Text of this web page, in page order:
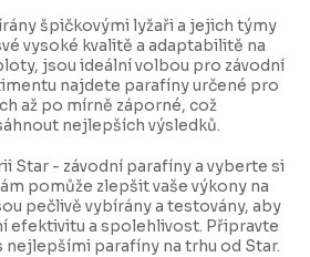
špičkovými lyžaři a jejich týmy
vysoké kvalitě a adaptabilitě na
jsou ideální volbou pro závodní
najdete parafíny určené pro
až po mírně záporné, což
nejlepších výsledků.
Star - závodní parafíny a vyberte si
pomůže zlepšit vaše výkony na
pečlivě vybírány a testovány, aby
efektivitu a spolehlivost. Připravte
nejlepšími parafíny na trhu od Star.